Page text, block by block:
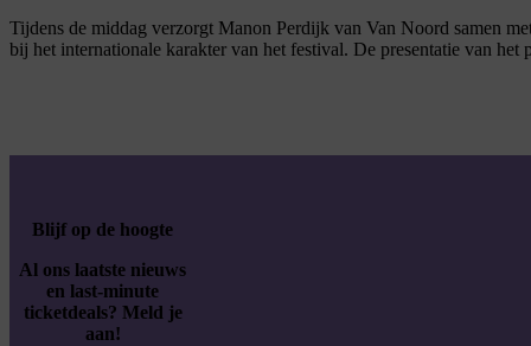
Tijdens de middag verzorgt Manon Perdijk van Van Noord samen
bij het internationale karakter van het festival. De presentatie van
Blijf op de hoogte
Al ons laatste nieuws
en last-minute
ticketdeals? Meld je
aan!